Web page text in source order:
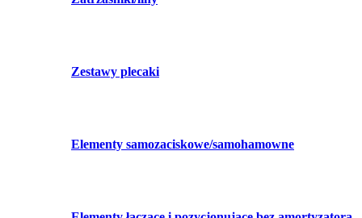
Zestawy plecaki
Elementy samozaciskowe/samohamowne